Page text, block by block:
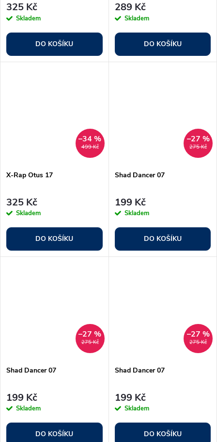
325 Kč
Skladem
DO KOŠÍKU
289 Kč
Skladem
DO KOŠÍKU
499 Kč
–34 %
X-Rap Otus 17
325 Kč
Skladem
DO KOŠÍKU
275 Kč
–27 %
Shad Dancer 07
199 Kč
Skladem
DO KOŠÍKU
275 Kč
–27 %
Shad Dancer 07
199 Kč
Skladem
DO KOŠÍKU
275 Kč
–27 %
Shad Dancer 07
199 Kč
Skladem
DO KOŠÍKU